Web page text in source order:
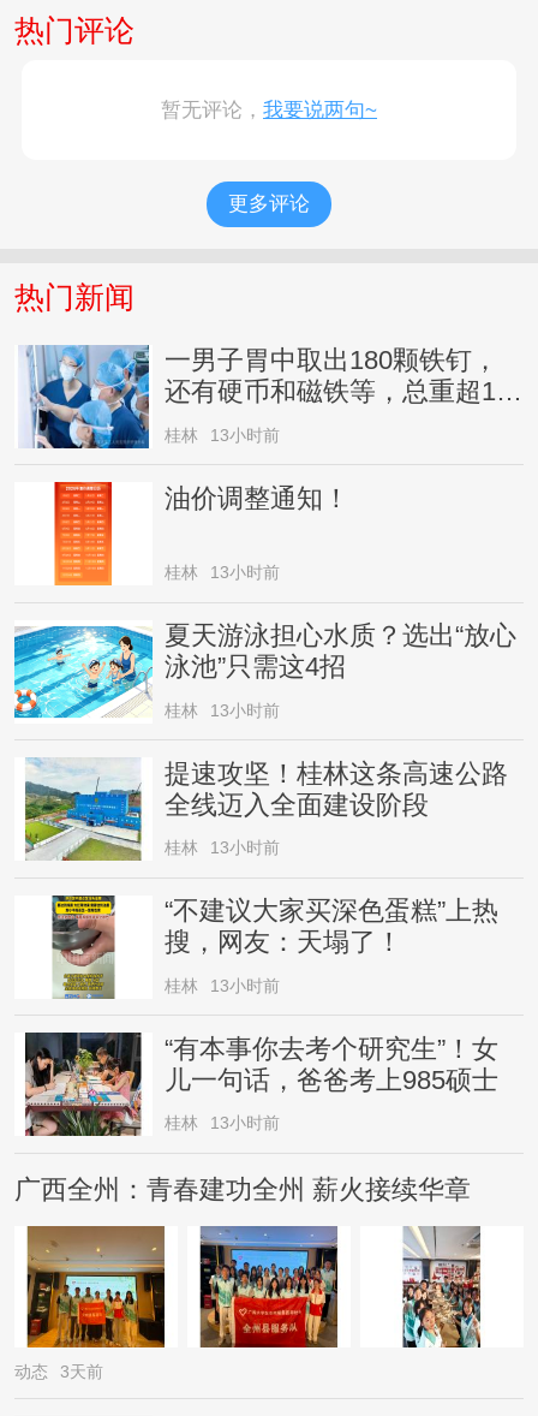
热门评论
暂无评论， 我要说两句~
更多评论
热门新闻
一男子胃中取出180颗铁钉，
还有硬币和磁铁等，总重超1公
斤，家属回应
桂林 13小时前
油价调整通知！
桂林 13小时前
夏天游泳担心水质？选出“放心
泳池”只需这4招
桂林 13小时前
提速攻坚！桂林这条高速公路
全线迈入全面建设阶段
桂林 13小时前
“不建议大家买深色蛋糕”上热
搜，网友：天塌了！
桂林 13小时前
“有本事你去考个研究生”！女
儿一句话，爸爸考上985硕士
桂林 13小时前
广西全州：青春建功全州 薪火接续华章
动态 3天前